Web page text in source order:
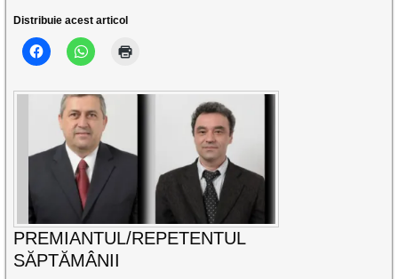
Distribuie acest articol
PREMIANTUL/REPETENTUL
SĂPTĂMÂNII